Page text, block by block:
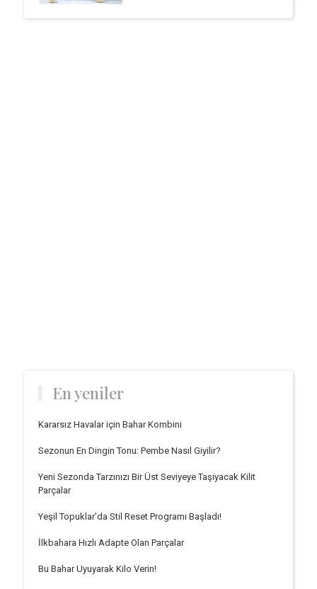
En yeniler
Kararsız Havalar için Bahar Kombini
Sezonun En Dingin Tonu: Pembe Nasıl Giyilir?
Yeni Sezonda Tarzınızı Bir Üst Seviyeye Taşıyacak Kilit
Parçalar
Yeşil Topuklar’da Stil Reset Programı Başladı!
İlkbahara Hızlı Adapte Olan Parçalar
Bu Bahar Uyuyarak Kilo Verin!